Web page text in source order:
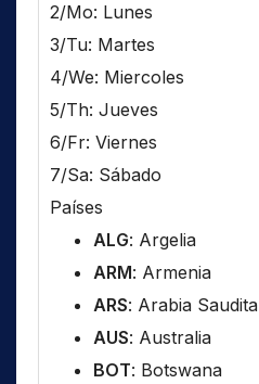
2/Mo: Lunes
3/Tu: Martes
4/We: Miercoles
5/Th: Jueves
6/Fr: Viernes
7/Sa: Sábado
Países
ALG: Argelia
ARM: Armenia
ARS: Arabia Saudita
AUS: Australia
BOT: Botswana